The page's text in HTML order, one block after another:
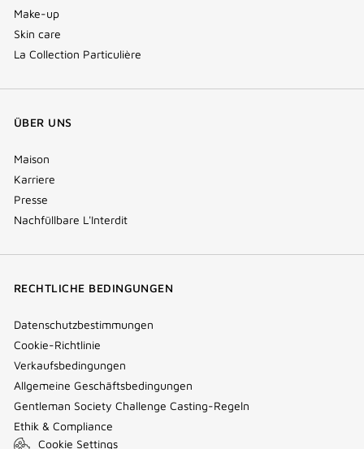
Make-up
Skin care
La Collection Particulière
ÜBER UNS
Maison
Karriere
Presse
Nachfüllbare L'Interdit
RECHTLICHE BEDINGUNGEN
Datenschutzbestimmungen
Cookie-Richtlinie
Verkaufsbedingungen
Allgemeine Geschäftsbedingungen
Gentleman Society Challenge Casting-Regeln
Ethik & Compliance
Cookie Settings